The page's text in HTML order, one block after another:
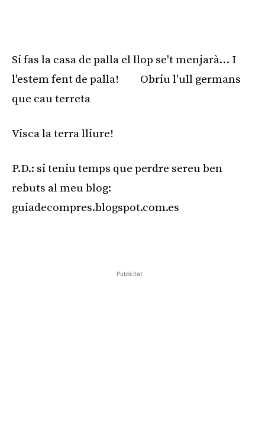
Si fas la casa de palla el llop se't menjarà… I
l'estem fent de palla! Obriu l'ull germans
que cau terreta
Visca la terra lliure!
P.D.: si teniu temps que perdre sereu ben
rebuts al meu blog:
guiadecompres.blogspot.com.es
Publicitat